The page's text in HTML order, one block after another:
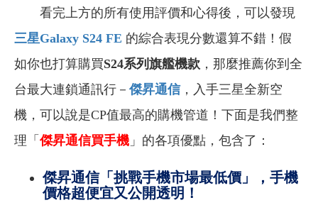
看完上方的所有使用評價和心得後，可以發現
三星Galaxy S24 FE 的綜合表現分數還算不錯！假
如你也打算購買S24系列旗艦機款 ，那麼推薦你到全
台最大連鎖通訊行－ 傑昇通信，入手三星全新空
機，可以說是CP值最高的購機管道！下面是我們整
理「傑昇通信買手機 」的各項優點，包含了：
傑昇通信「挑戰手機市場最低價」，手機
價格超便宜又公開透明！